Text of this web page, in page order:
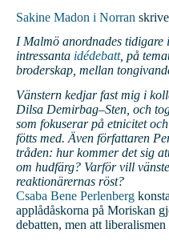
Sakine Madon i Norran
I Malmö anordnades tidigare
intressanta idédebatt, på
broderskap, mellan
Vänstern kedjar fast mig i
Dilsa Demirbag–Sten, och
som fokuserar på etnicitet
fötts med. Även författaren
tråden: hur kommer det sig
om hudfärg? Varför vill
reaktionärernas röst?
Csaba Bene Perlenberg
applådåskorna på Moriskan
debatten, men att